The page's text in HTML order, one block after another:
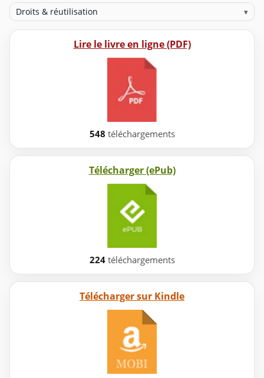
Droits & réutilisation ▾
Lire le livre en ligne (PDF)
548 téléchargements
Télécharger (ePub)
224téléchargements
Télécharger sur Kindle